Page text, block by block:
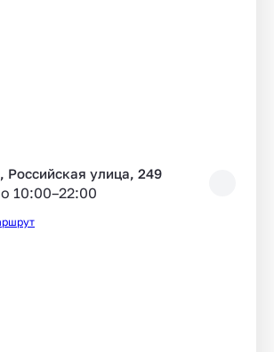
Российская улица, 249
10:00–22:00